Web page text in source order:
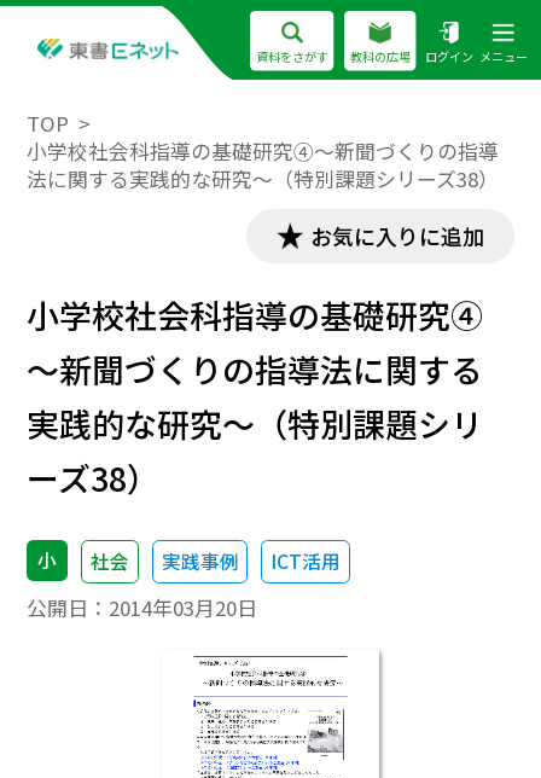
資料をさがす 教科の広場 ログイン メニュー
TOP
小学校社会科指導の基礎研究④～新聞づくりの指導
法に関する実践的な研究～（特別課題シリーズ38）
お気に入りに追加
小学校社会科指導の基礎研究④
～新聞づくりの指導法に関する
実践的な研究～（特別課題シリ
ーズ38）
小 社会 実践事例 ICT活用
公開日： 2014年03月20日